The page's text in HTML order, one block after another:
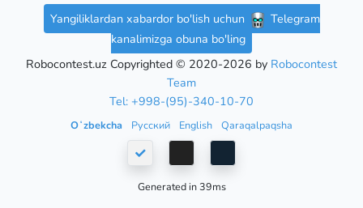
Yangiliklardan xabardor bo'lish uchun
Telegram
kanalimizga obuna bo'ling
Robocontest.uz Copyrighted © 2020-2026 by Robocontest
Team
Tel: +998-(95)-340-10-70
Oʻzbekcha Русский English Qaraqalpaqsha
Generated in 39ms